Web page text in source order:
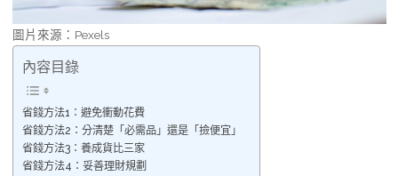
圖片來源：Pexels
內容目錄
省錢方法1：避免衝動花費
省錢方法2：分清楚「必需品」還是「撿便宜」
省錢方法3：養成貨比三家
省錢方法4：妥善理財規劃